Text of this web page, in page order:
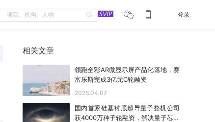
登录
相关文章
领跑全彩AR微显示屏产品化落地，赛
富乐斯完成3亿元C轮融资
2026.04.07
国内首家硅基衬底超导量子整机公司
获4000万种子轮融资，解决量子芯片